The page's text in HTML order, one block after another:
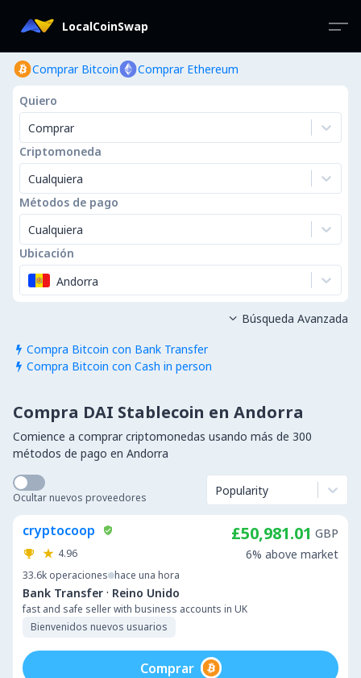
LocalCoinSwap
Comprar Bitcoin Comprar Ethereum
Quiero
Comprar
Criptomoneda
Cualquiera
Métodos de pago
Cualquiera
Ubicación
Andorra
 Compra Bitcoin con Bank Transfer
 Compra Bitcoin con Cash in person
 Búsqueda Avanzada
Compra DAI Stablecoin en Andorra
Comience a comprar criptomonedas usando más de 300
métodos de pago en Andorra
Ocultar nuevos proveedores Popularity
cryptocoop
4.96
33.6k operaciones hace una hora
Bank Transfer · Reino Unido
fast and safe seller with business accounts in UK
Bienvenidos nuevos usuarios
£50,981.01 GBP
6% above market
Comprar